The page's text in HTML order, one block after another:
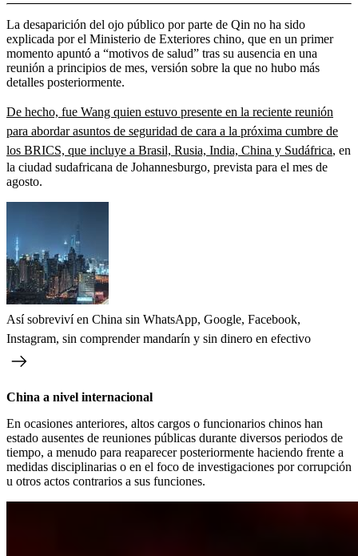
La desaparición del ojo público por parte de Qin no ha sido
explicada por el Ministerio de Exteriores chino, que en un primer
momento apuntó a “motivos de salud” tras su ausencia en una
reunión a principios de mes, versión sobre la que no hubo más
detalles posteriormente.
De hecho, fue Wang quien estuvo presente en la reciente reunión
para abordar asuntos de seguridad de cara a la próxima cumbre de
los BRICS, que incluye a Brasil, Rusia, India, China y Sudáfrica, en
la ciudad sudafricana de Johannesburgo, prevista para el mes de
agosto.
Así sobreviví en China sin WhatsApp, Google, Facebook,
Instagram, sin comprender mandarín y sin dinero en efectivo
China a nivel internacional
En ocasiones anteriores, altos cargos o funcionarios chinos han
estado ausentes de reuniones públicas durante diversos periodos de
tiempo, a menudo para reaparecer posteriormente haciendo frente a
medidas disciplinarias o en el foco de investigaciones por corrupción
u otros actos contrarios a sus funciones.